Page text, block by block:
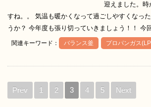
迎えました。
すね。。 気温も暖かくなって過ごしやすくなっ
うか？ 今年度も張り切っていきましょう！！ 今
関連キーワード： バランス釜 プロパンガス
Prev 1 2 3 4 5 Next